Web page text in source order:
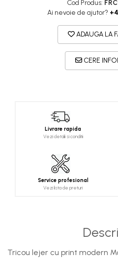
Cod Produs:
Ai nevoie de ajutor?
ADAUGA LA
CERE
Livrare rapida
Vezi detalii si conditii
Service profesional
Vezi lista de preturi
Tricou lejer cu print modern